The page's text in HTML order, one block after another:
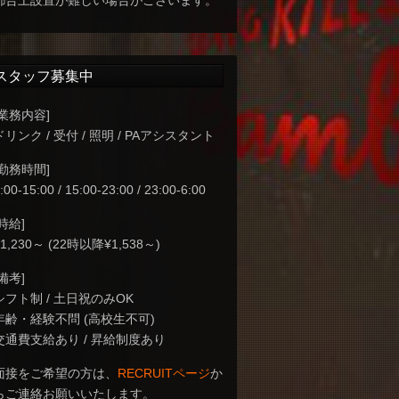
タッフ募集中
務内容]
リンク / 受付 / 照明 / PAアシスタント
務時間]
15:00 / 15:00-23:00 / 23:00-6:00
給]
～ (22時以降¥1,538～)
考]
フト制 / 土日祝のみOK
齢・経験不問 (高校生不可)
通費支給あり / 昇給制度あり
接をご希望の方は、 RECRUITページか
ご連絡お願いいたします。